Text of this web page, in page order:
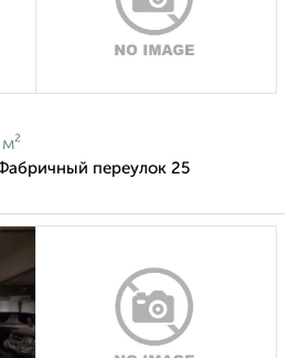
м²
переулок 25